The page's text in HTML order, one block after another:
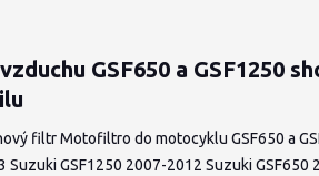
GSF650 a GSF1250
filtr Motofiltro do motocyklu GSF650 a
Suzuki GSF1250 2007-2012 Suzuki GSF650